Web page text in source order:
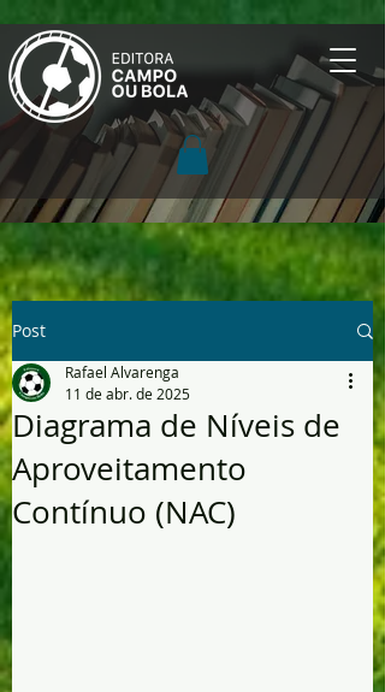
Post
Diagrama de Níveis de
Aproveitamento
Contínuo (NAC)
Rafael Alvarenga
11 de abr. de 2025